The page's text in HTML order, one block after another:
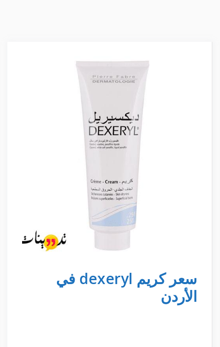
سعر كريم dexeryl في
الأردن